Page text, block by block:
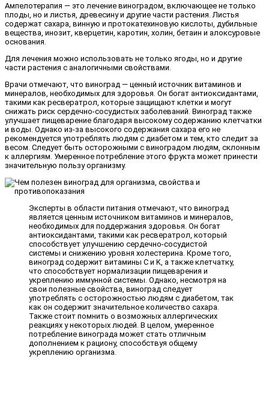
Ампелотерапия — это лечение виноградом, включающее не только
плоды, но и листья, древесину и другие части растения. Листья
содержат сахара, винную и протокатехиновую кислоты, дубильные
вещества, инозит, кверцетин, каротин, холин, бетаин и алоксуровые
основания.
Для лечения можно использовать не только ягоды, но и другие
части растения с аналогичными свойствами.
Врачи отмечают, что виноград — ценный источник витаминов и
минералов, необходимых для здоровья. Он богат антиоксидантами,
такими как ресвератрол, которые защищают клетки и могут
снижать риск сердечно-сосудистых заболеваний. Виноград также
улучшает пищеварение благодаря высокому содержанию клетчатки
и воды. Однако из-за высокого содержания сахара его не
рекомендуется употреблять людям с диабетом и тем, кто следит за
весом. Следует быть осторожными с виноградом людям, склонным
к аллергиям. Умеренное потребление этого фрукта может принести
значительную пользу организму.
Эксперты в области питания отмечают, что виноград
является ценным источником витаминов и минералов,
необходимых для поддержания здоровья. Он богат
антиоксидантами, такими как ресвератрол, который
способствует улучшению сердечно-сосудистой
системы и снижению уровня холестерина. Кроме того,
виноград содержит витамины C и K, а также клетчатку,
что способствует нормализации пищеварения и
укреплению иммунной системы. Однако, несмотря на
свои полезные свойства, виноград следует
употреблять с осторожностью людям с диабетом, так
как он содержит значительное количество сахара.
Также стоит помнить о возможных аллергических
реакциях у некоторых людей. В целом, умеренное
потребление винограда может стать отличным
дополнением к рациону, способствуя общему
укреплению организма.